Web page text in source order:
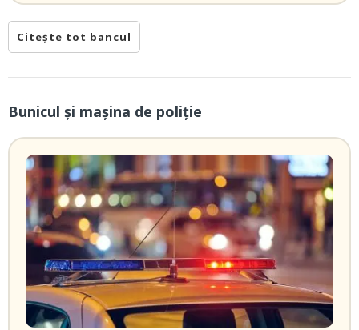
Citește tot bancul
Bunicul și mașina de poliție